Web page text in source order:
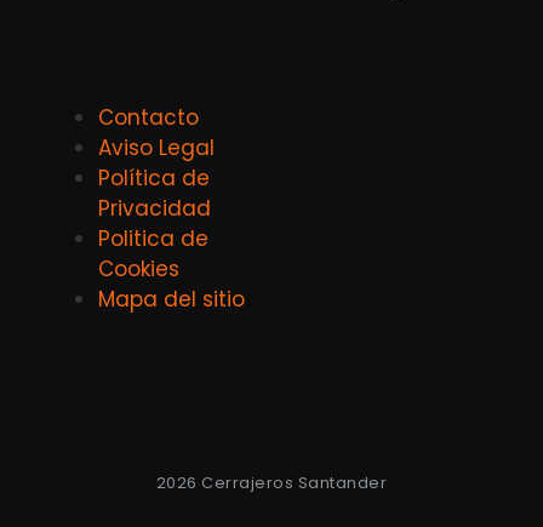
Contacto
Aviso Legal
Política de
Privacidad
Politica de
Cookies
Mapa del sitio
2026 Cerrajeros Santander